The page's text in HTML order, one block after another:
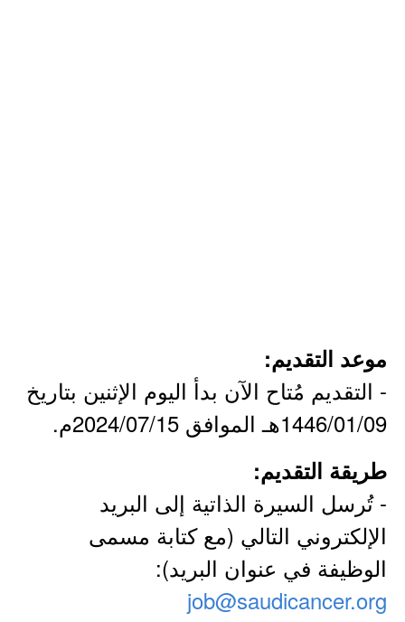
موعد التقديم:
- التقديم مُتاح الآن بدأ اليوم الإثنين بتاريخ
1446/01/09هـ الموافق 2024/07/15م.
طريقة التقديم:
- تُرسل السيرة الذاتية إلى البريد
الإلكتروني التالي (مع كتابة مسمى
الوظيفة في عنوان البريد):
job@saudicancer.org